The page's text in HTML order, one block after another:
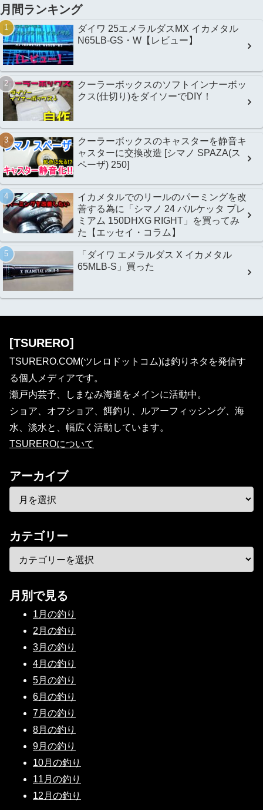
月間ランキング
ダイワ 25エメラルダスMX イカメタル
N65LB-GS・W【レビュー】
クーラーボックスのソフトインナーボッ
クス(仕切り)をダイソーでDIY！
クーラーボックスのキャスターを静音キ
ャスターに交換改造 [シマノ SPAZA(ス
ペーザ) 250]
イカメタルでのリールのパーミングを改
善する為に「シマノ 24 バルケッタ プレ
ミアム 150DHXG RIGHT」を買ってみ
た【エッセイ・コラム】
「ダイワ エメラルダス X イカメタル
65MLB-S」買った
[TSURERO]
TSURERO.COM(ツレロドットコム)は釣りネタを発信す
る個人メディアです。
瀬戸内芸予、しまなみ海道をメインに活動中。
ショア、オフショア、餌釣り、ルアーフィッシング、海
水、淡水と、幅広く活動しています。
TSUREROについて
アーカイブ
カテゴリー
月別で見る
1月の釣り
2月の釣り
3月の釣り
4月の釣り
5月の釣り
6月の釣り
7月の釣り
8月の釣り
9月の釣り
10月の釣り
11月の釣り
12月の釣り